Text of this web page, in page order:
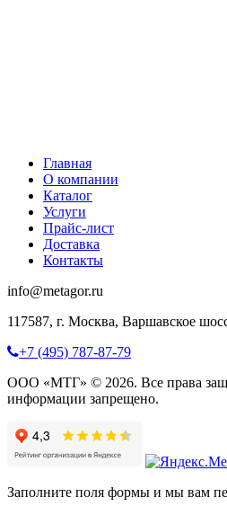
Главная
О компании
Каталог
Услуги
Прайс-лист
Доставка
Контакты
info@metagor.ru
117587, г. Москва, Варшавское
+7 (495) 787-87-79
ООО «МТГ» © 2026. Все права
информации запрещено.
Заполните поля формы и мы вам